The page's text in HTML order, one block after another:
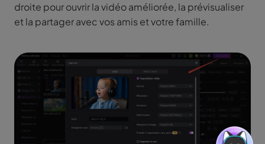
droite pour ouvrir la vidéo améliorée, la prévisualiser
et la partager avec vos amis et votre famille.